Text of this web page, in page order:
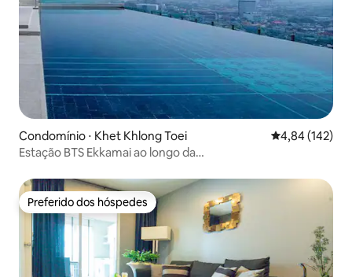
Condomínio ⋅ Khet Khlong Toei 4,84 de uma
4,84 (142)
Estação BTS Ekkamai ao longo da
no 32º andar / Grande shopping center e supermercado /
Estação Rodoviária Leste de Pattaya +4
Preferido dos hóspedes
Preferido dos hóspedes